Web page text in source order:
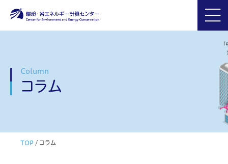
Column
コラム
TOP / コラム